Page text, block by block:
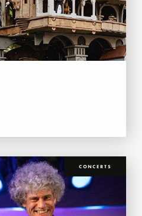
CONCERTS